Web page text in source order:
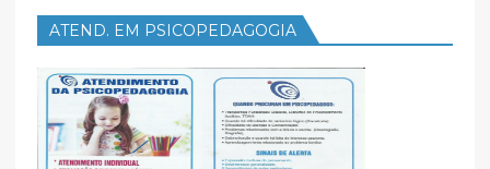
ATEND. EM PSICOPEDAGOGIA